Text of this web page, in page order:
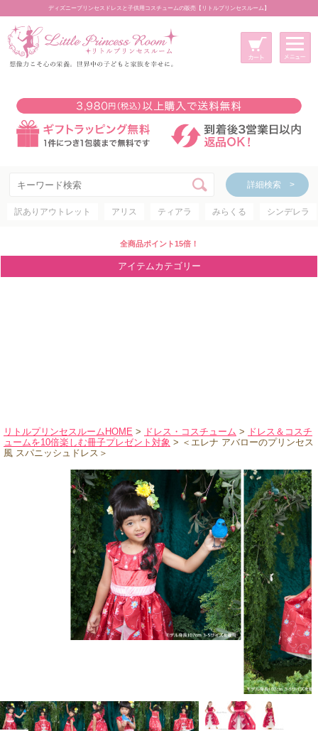
ディズニープリンセスドレスと子供用コスチュームの販売【リトルプリンセスルーム】
詳細検索 >
訳ありアウトレット アリス ティアラ みらくる シンデレラ
全商品ポイント15倍！
アイテムカテゴリー
リトルプリンセスルームHOME > ドレス・コスチューム > ドレス＆コスチ
ュームを10倍楽しむ冊子プレゼント対象 > ＜エレナ アバローのプリンセス
風 スパニッシュドレス＞
新規会員登録
マイページ
カート
詳細検索 >
アイテムカテゴリー
ディズニープリンセス
ディズニキャラクター
アウトレット
ショッピングインフォメーション
会社概要
お支払・送料
返品・交換
サイズの測り方
よくあるご質問
レビューを見る
ブログ
お問い合わせ